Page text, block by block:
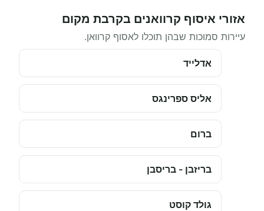
אזורי איסוף קרוואנים בקרבת מקום
עיירות סמוכות שבהן תוכלו לאסוף קרוואן.
אדלייד
אליס ספרינגס
ברום
בריזבן - בריסבן
גולד קוסט